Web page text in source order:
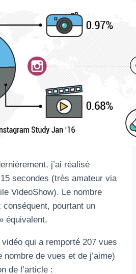
j’ai réalisé
secondes (très amateur via
VideoShow). Le nombre
pourtant un
équivalent.
qui a remporté 207 vues
nombre de vues et de j’aime)
de l’article :